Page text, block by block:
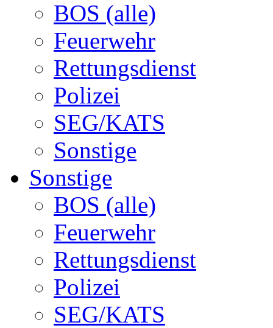
BOS (alle)
Feuerwehr
Rettungsdienst
Polizei
SEG/KATS
Sonstige
Sonstige
BOS (alle)
Feuerwehr
Rettungsdienst
Polizei
SEG/KATS